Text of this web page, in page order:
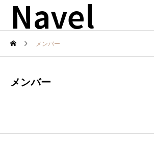
Navel
メンバー
メンバー